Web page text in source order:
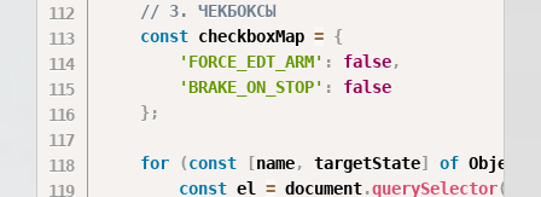
// 3. ЧЕКБОКСЫ
const checkboxMap = {
'FORCE_EDT_ARM' : false,
'BRAKE_ON_STOP' :
false
} ;
for (const [name, targetState] of Object
const el = document.querySelector(